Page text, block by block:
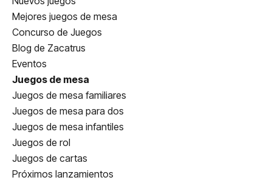
Mejores juegos de mesa
Concurso de Juegos
Blog de Zacatrus
Eventos
Juegos de mesa
Juegos de mesa familiares
Juegos de mesa para dos
Juegos de mesa infantiles
Juegos de rol
Juegos de cartas
Próximos lanzamientos